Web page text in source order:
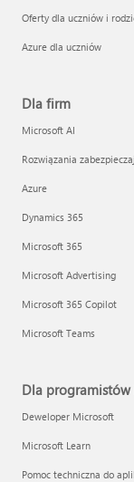
Oferty dla uczniów i
Azure dla uczniów
Dla firm
Microsoft AI
Rozwiązania
Azure
Dynamics 365
Microsoft 365
Microsoft Advertising
Microsoft 365 Copilot
Microsoft Teams
Dla
Deweloper Microsoft
Microsoft Learn
Pomoc techniczna do